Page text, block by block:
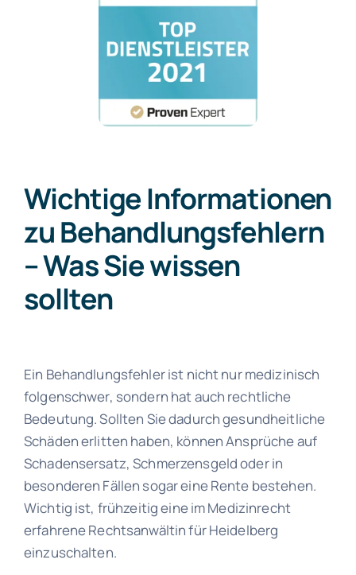
Wichtige Informationen
zu Behandlungsfehlern
– Was Sie wissen
sollten
Ein Behandlungsfehler ist nicht nur medizinisch
folgenschwer, sondern hat auch rechtliche
Bedeutung. Sollten Sie dadurch gesundheitliche
Schäden erlitten haben, können Ansprüche auf
Schadensersatz, Schmerzensgeld oder in
besonderen Fällen sogar eine Rente bestehen.
Wichtig ist, frühzeitig eine im Medizinrecht
erfahrene Rechtsanwältin für Heidelberg
einzuschalten.